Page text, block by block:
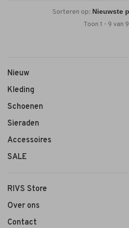
Sorteren op:
Toon 1 - 9 van 9
Nieuw
Kleding
Schoenen
Sieraden
Accessoires
SALE
RIVS Store
Over ons
Contact